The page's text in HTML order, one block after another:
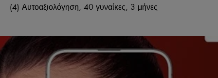
(4) Αυτοαξιολόγηση, 40 γυναίκες, 3 μήνες